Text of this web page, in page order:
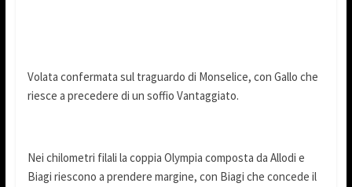
Volata confermata sul traguardo di Monselice, con Gallo che
riesce a precedere di un soffio Vantaggiato.
Nei chilometri filali la coppia Olympia composta da Allodi e
Biagi riescono a prendere margine, con Biagi che concede il